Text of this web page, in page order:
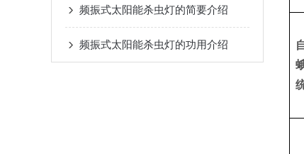
频振式太阳能杀虫灯的简要介绍
频振式太阳能杀虫灯的功用介绍